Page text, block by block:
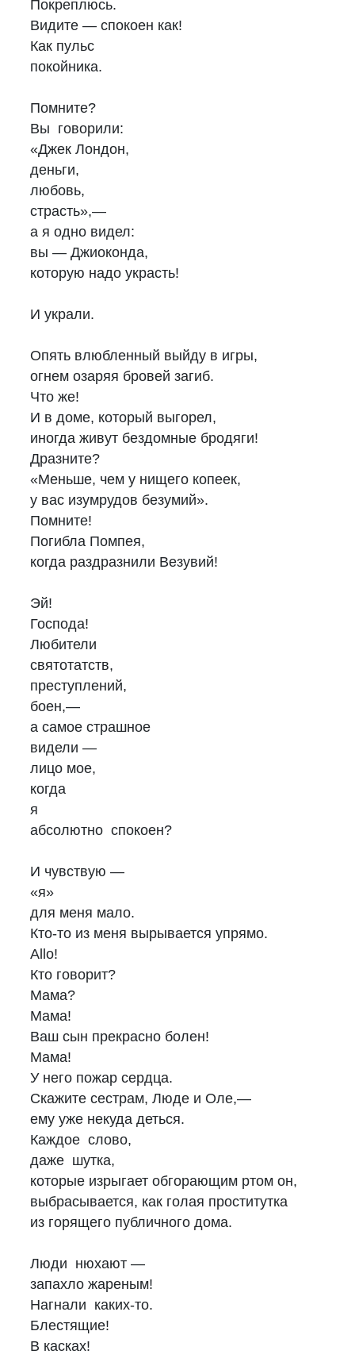
Покреплюсь.
Видите — спокоен как!
Как пульс
покойника.
Помните?
Вы говорили:
«Джек Лондон,
деньги,
любовь,
страсть»,—
а я одно видел:
вы — Джиоконда,
которую надо украсть!
И украли.
Опять влюбленный выйду в игры,
огнем озаряя бровей загиб.
Что же!
И в доме, который выгорел,
иногда живут бездомные бродяги!
Дразните?
«Меньше, чем у нищего копеек,
у вас изумрудов безумий».
Помните!
Погибла Помпея,
когда раздразнили Везувий!
Эй!
Господа!
Любители
святотатств,
преступлений,
боен,—
а самое страшное
видели —
лицо мое,
когда
я
абсолютно спокоен?
И чувствую —
«я»
для меня мало.
Кто-то из меня вырывается упрямо.
Allo!
Кто говорит?
Мама?
Мама!
Ваш сын прекрасно болен!
Мама!
У него пожар сердца.
Скажите сестрам, Люде и Оле,—
ему уже некуда деться.
Каждое слово,
даже шутка,
которые изрыгает обгорающим ртом он,
выбрасывается, как голая проститутка
из горящего публичного дома.
Люди нюхают —
запахло жареным!
Нагнали каких-то.
Блестящие!
В касках!